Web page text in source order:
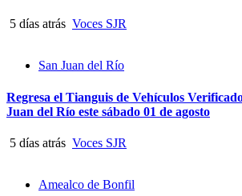
5 días atrás Voces SJR
San Juan del Río
Regresa el Tianguis de Vehículos
Juan del Río este sábado 01 de agosto
5 días atrás Voces SJR
Amealco de Bonfil